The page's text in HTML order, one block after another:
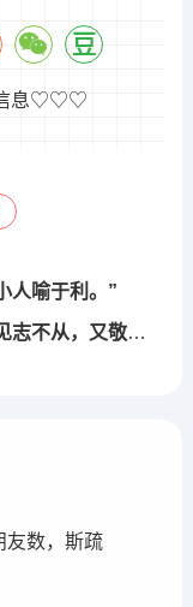
息♡♡♡
人喻于利。”
志不从，又敬不违，
友数，斯疏